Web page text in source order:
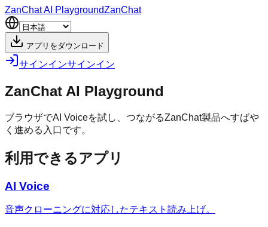
ZanChat AI PlaygroundZanChat
アプリをダウンロード
サインインサインイン
ZanChat AI Playground
ブラウザでAI Voiceを試し、つながるZanChat製品へすばや
く進める入口です。
利用できるアプリ
AI Voice
音声クローニングに対応したテキスト読み上げ。